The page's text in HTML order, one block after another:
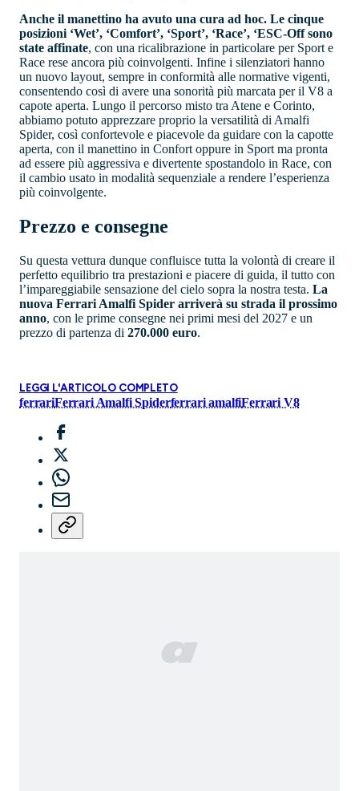
Anche il manettino ha avuto una cura ad hoc. Le cinque
posizioni ‘Wet’, ‘Comfort’, ‘Sport’, ‘Race’, ‘ESC-Off sono
state affinate, con una ricalibrazione in particolare per Sport e
Race rese ancora più coinvolgenti. Infine i silenziatori hanno
un nuovo layout, sempre in conformità alle normative vigenti,
consentendo così di avere una sonorità più marcata per il V8 a
capote aperta. Lungo il percorso misto tra Atene e Corinto,
abbiamo potuto apprezzare proprio la versatilità di Amalfi
Spider, così confortevole e piacevole da guidare con la capotte
aperta, con il manettino in Confort oppure in Sport ma pronta
ad essere più aggressiva e divertente spostandolo in Race, con
il cambio usato in modalità sequenziale a rendere l’esperienza
più coinvolgente.
Prezzo e consegne
Su questa vettura dunque confluisce tutta la volontà di creare il
perfetto equilibrio tra prestazioni e piacere di guida, il tutto con
l’impareggiabile sensazione del cielo sopra la nostra testa. La
nuova Ferrari Amalfi Spider arriverà su strada il prossimo
anno, con le prime consegne nei primi mesi del 2027 e un
prezzo di partenza di 270.000 euro.
LEGGI L'ARTICOLO COMPLETO
ferrariFerrari Amalfi Spiderferrari amalfiFerrari V8